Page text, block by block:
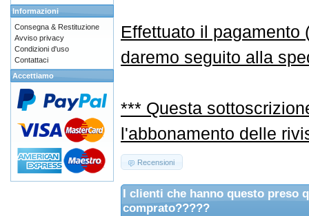
Effettuato il pagamento
daremo seguito alla
*** Questa
l'abbonamento delle
Recensioni
I clienti che hanno questo preso
comprato?????
Informazioni
Consegna & Restituzione
Avviso privacy
Condizioni d'uso
Contattaci
Accettiamo